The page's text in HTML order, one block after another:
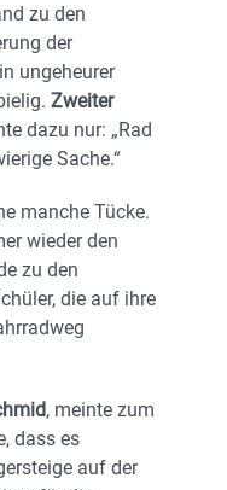
zu den
der
ungeheurer
Zweiter
dazu nur: „Rad
Sache.“
manche Tücke.
wieder den
zu den
die auf ihre
, meinte zum
dass es
auf der